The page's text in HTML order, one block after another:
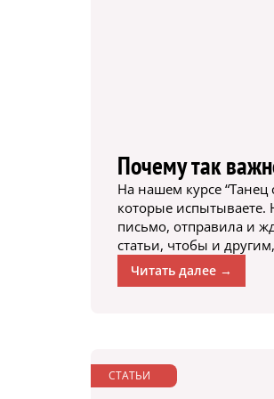
Почему так
На нашем курсе “Танец
которые испытываете.
письмо, отправила и
статьи, чтобы и
Читать далее →
СТАТЬИ